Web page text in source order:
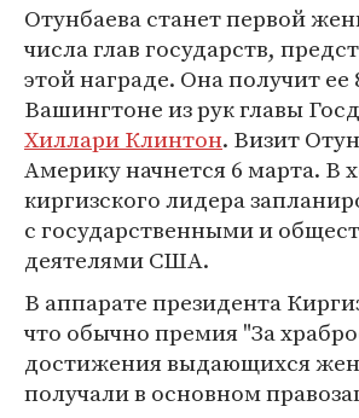
Отунбаева станет первой
числа глав государств,
этой награде. Она получит ее
Вашингтоне из рук главы
Хиллари Клинтон. Визит
Америку начнется 6 марта. В
киргизского лидера
с государственными и
деятелями США.
В аппарате президента
что обычно премия "За
достижения выдающихся
получали в основном